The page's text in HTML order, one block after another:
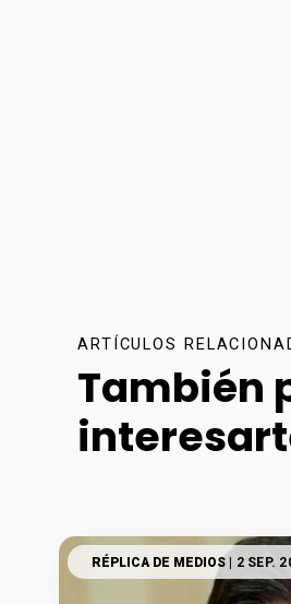
ARTÍCULOS
También
RÉPLICA DE MEDIOS | 2 SEP.